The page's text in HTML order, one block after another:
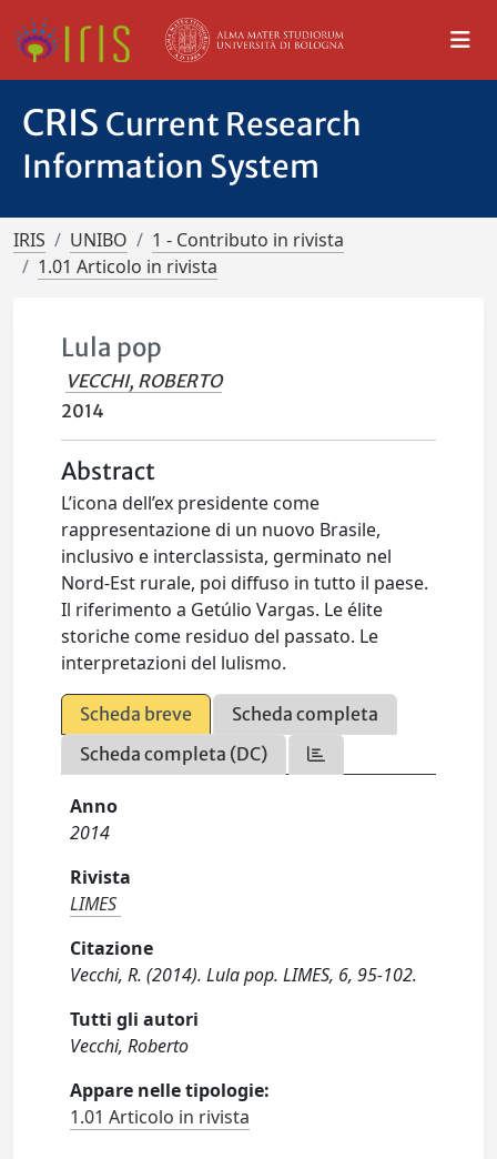
CRIS Current Research
Information System
IRIS UNIBO
1 - Contributo in rivista
1.01 Articolo in rivista
Lula pop
VECCHI, ROBERTO
2014
Abstract
L’icona dell’ex presidente come
rappresentazione di un nuovo Brasile,
inclusivo e interclassista, germinato nel
Nord-Est rurale, poi diffuso in tutto il paese.
Il riferimento a Getúlio Vargas. Le élite
storiche come residuo del passato. Le
interpretazioni del lulismo.
Scheda breve
Scheda completa
Scheda completa (DC)
Anno
2014
Rivista
LIMES
Citazione
Vecchi, R. (2014). Lula pop. LIMES, 6, 95-102.
Tutti gli autori
Vecchi, Roberto
Appare nelle tipologie:
1.01 Articolo in rivista